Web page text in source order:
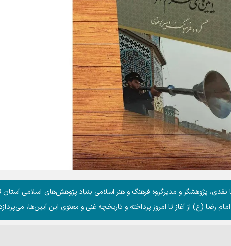
پژوهشگر و مدیرگروه فرهنگ و هنر اسلامی بنیاد پژوهش‌های اسلامی
رضا (ع) از آغاز تا امروز پرداخته و تاریخچه غنی و معنوی این آیین‌ها،